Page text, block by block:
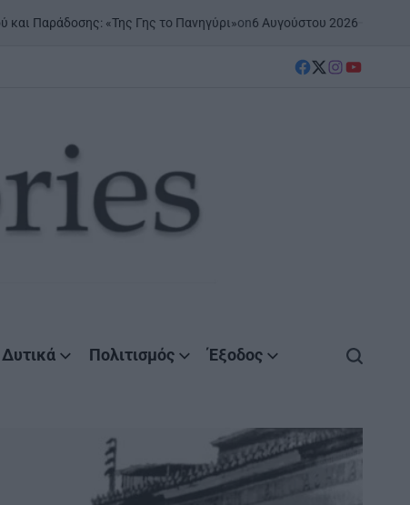
«Της Γης το Πανηγύρι» on 6 Αυγούστου 2026 Posted by
facebook
Twitter
instagram
YouTube
Δυτικά Πολιτισμός Έξοδος